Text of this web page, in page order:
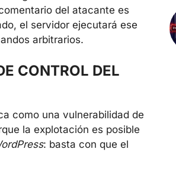
del atacante es
el servidor ejecutará ese
arbitrarios.
CONTROL DEL
como una vulnerabilidad de
la explotación es posible
: basta con que el